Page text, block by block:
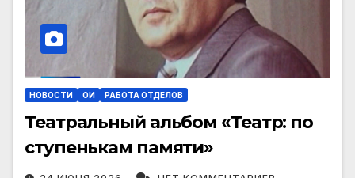
НОВОСТИ ОИ РАБОТА ОТДЕЛОВ
Театральный альбом «Театр: по
ступенькам памяти»